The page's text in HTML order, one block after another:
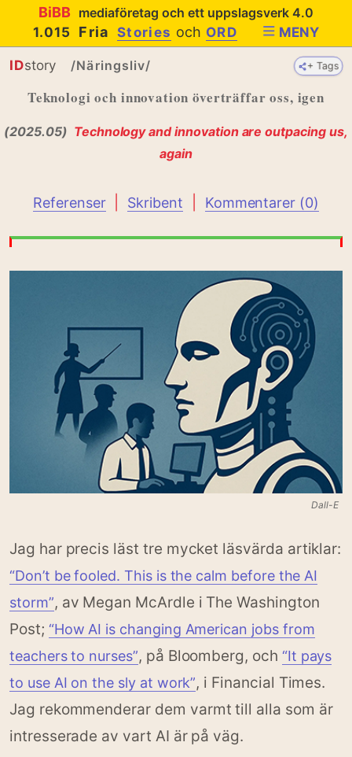
BiBB mediaföretag och ett uppslagsverk 4.0
1.015
FriaStories och ORD MENY
+ Tags
IDstory /Näringsliv/
Teknologi och innovation överträffar oss, igen
(2025.05) Technology and innovation are outpacing us,
again
Referenser Skribent Kommentarer (0)
Dall-E
Jag har precis läst tre mycket läsvärda artiklar:
“Don’t be fooled. This is the calm before the AI
storm”, av Megan McArdle i The Washington
Post; “How AI is changing American jobs from
teachers to nurses”, på Bloomberg, och “It pays
to use AI on the sly at work”, i Financial Times.
Jag rekommenderar dem varmt till alla som är
intresserade av vart AI är på väg.
+ Tags